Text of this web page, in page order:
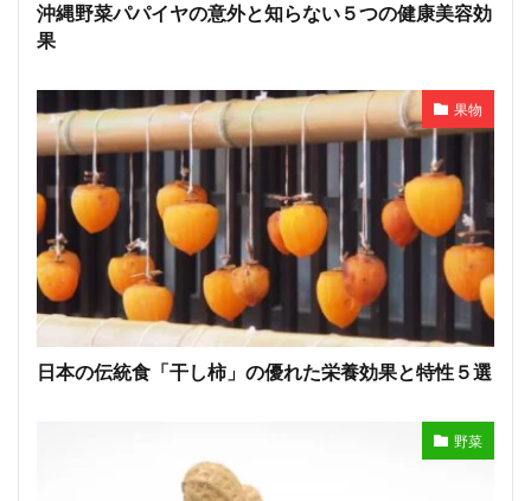
沖縄野菜パパイヤの意外と知らない５つの健康美容効
果
果物
日本の伝統食「干し柿」の優れた栄養効果と特性５選
野菜